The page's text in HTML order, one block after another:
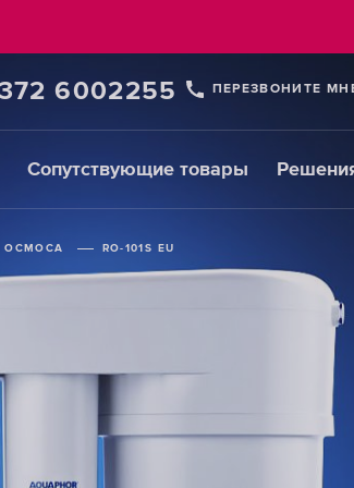
6002255 ПЕРЕЗВОНИТЕ
Сопутствующие товары
ОСМОСА RO-101S EU
ОСМОСА RO-101S EU
ОСМОСА RO-101S EU